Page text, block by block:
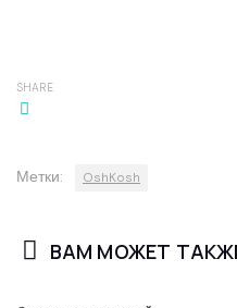
SHARE
Метки: OshKosh
ВАМ МОЖЕТ